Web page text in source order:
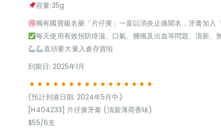
容量:35g
獨有國寶級名藥「片仔癀」一直以消炎止痛聞名，牙膏加入
每天使用有效預防痱滋、口氣、腫痛及出血等問題。清新、
直頭要大量入倉存貨啦
到期日: 2025年1月
(預計到港日期: 2024年5月中)
[H404233] 片仔癀牙膏 (清新薄荷香味)
$55/6支